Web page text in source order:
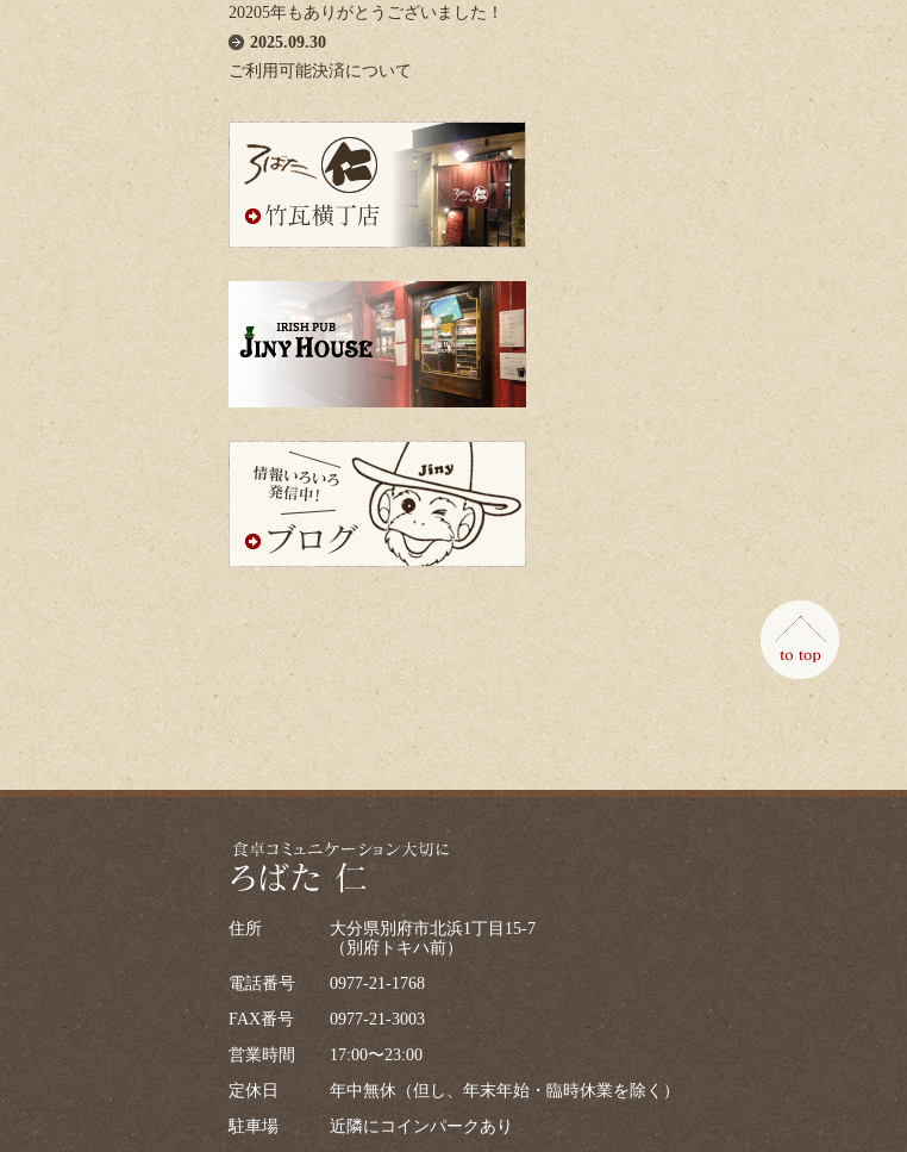
20205年もありがとうございました！
2025.09.30
ご利用可能決済について
住所
大分県別府市北浜1丁目15-7
（別府トキハ前）
電話番号
0977-21-1768
FAX番号
0977-21-3003
営業時間
17:00〜23:00
定休日
年中無休（但し、年末年始・臨時休業を除く）
駐車場
近隣にコインパークあり